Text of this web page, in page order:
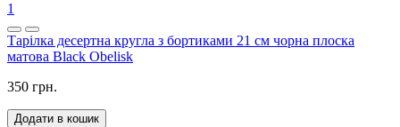
1
Тарілка десертна кругла з бортиками 21 см чорна плоска
матова Black Obelisk
350 грн.
Додати в кошик